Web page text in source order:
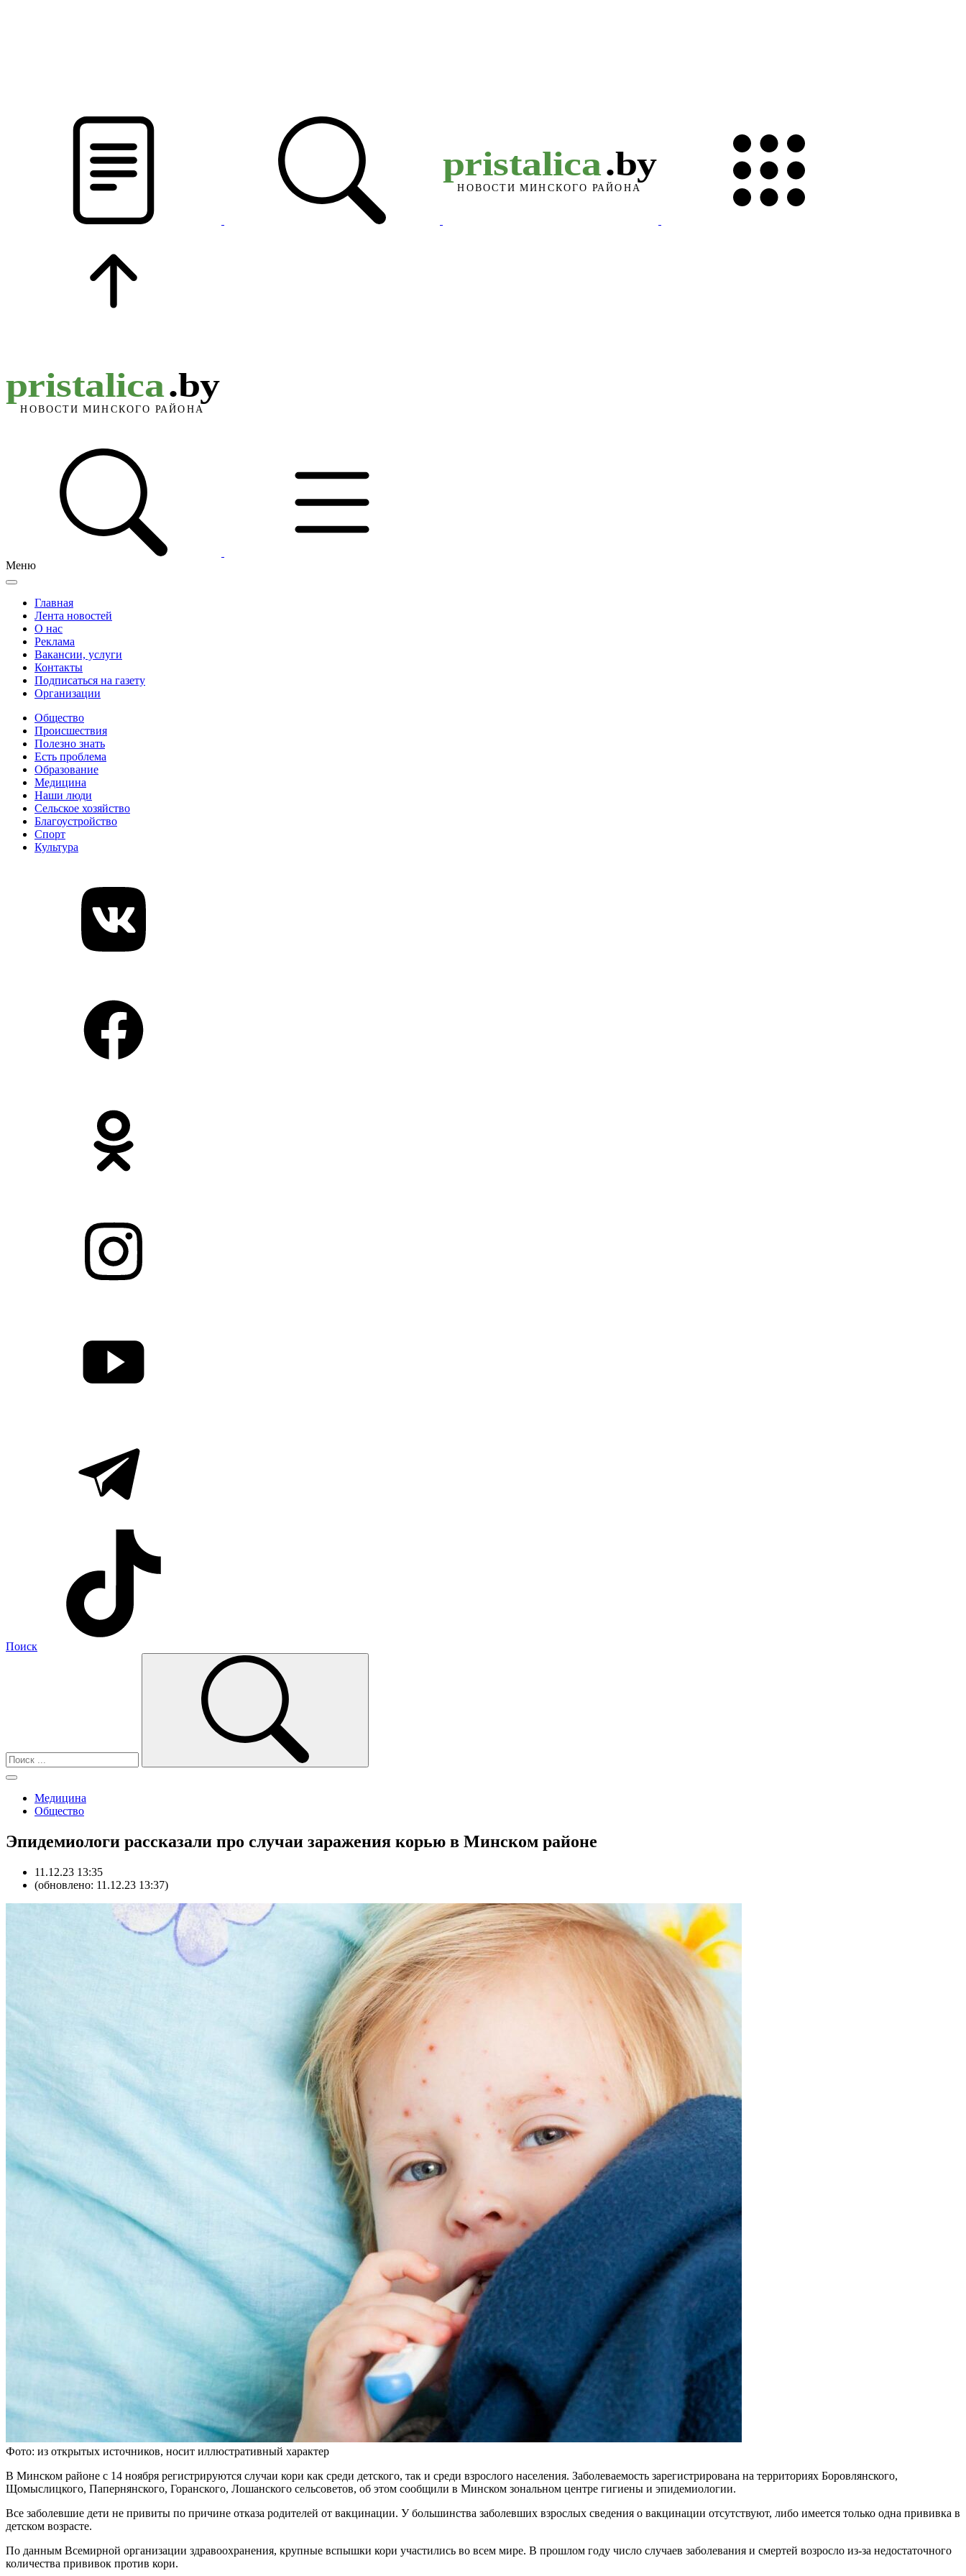
Меню
Главная
Лента новостей
О нас
Реклама
Вакансии, услуги
Контакты
Подписаться на газету
Организации
Общество
Происшествия
Полезно знать
Есть проблема
Образование
Медицина
Наши люди
Сельское хозяйство
Благоустройство
Спорт
Культура
Поиск
Медицина
Общество
Эпидемиологи рассказали про случаи заражения корью в Минском районе
11.12.23 13:35
(обновлено: 11.12.23 13:37)
Фото: из открытых источников, носит иллюстративный характер
В Минском районе с 14 ноября регистрируются случаи кори как среди детского, так и среди взрослого населения. Заболеваемость зарегистрирована на территориях Боровлянского,
Щомыслицкого, Папернянского, Горанского, Лошанского сельсоветов, об этом сообщили в Минском зональном центре гигиены и эпидемиологии.
Все заболевшие дети не привиты по причине отказа родителей от вакцинации. У большинства заболевших взрослых сведения о вакцинации отсутствуют, либо имеется только одна прививка в
детском возрасте.
По данным Всемирной организации здравоохранения, крупные вспышки кори участились во всем мире. В прошлом году число случаев заболевания и смертей возросло из-за недостаточного
количества прививок против кори.